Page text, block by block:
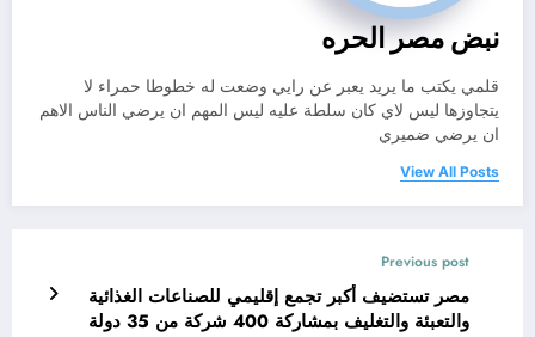
نبض مصر الحره
قلمي يكتب ما يريد يعبر عن رايي وضعت له خطوطا حمراء لا
يتجاوزها ليس لاي كان سلطة عليه ليس المهم ان يرضي الناس الاهم
ان يرضي ضميري
View All Posts
Previous post
مصر تستضيف أكبر تجمع إقليمي للصناعات الغذائية
والتعبئة والتغليف بمشاركة 400 شركة من 35 دولة